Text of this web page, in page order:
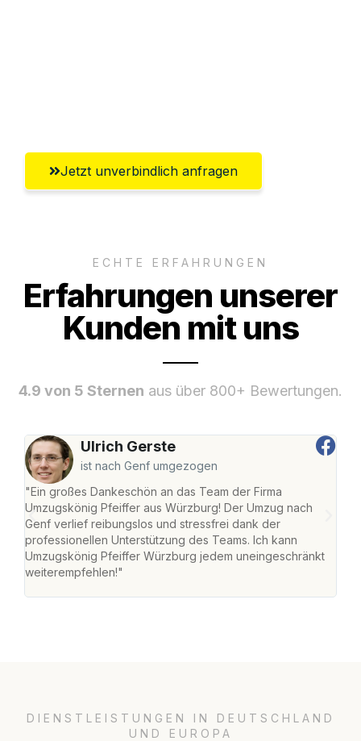
Jetzt unverbindlich anfragen
ECHTE ERFAHRUNGEN
Erfahrungen unserer
Kunden mit uns
4.9 von 5 Sternen aus über 800+ Bewertungen.
Ulrich Gerste
ist nach Genf umgezogen
"Ein großes Dankeschön an das Team der Firma
Umzugskönig Pfeiffer aus Würzburg! Der Umzug nach
Genf verlief reibungslos und stressfrei dank der
professionellen Unterstützung des Teams. Ich kann
Umzugskönig Pfeiffer Würzburg jedem uneingeschränkt
weiterempfehlen!"
DIENSTLEISTUNGEN IN DEUTSCHLAND
UND EUROPA